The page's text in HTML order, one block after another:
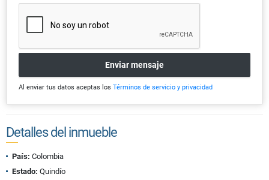
Enviar mensaje
Al enviar tus datos aceptas los Términos de servicio y privacidad
Detalles del inmueble
País: Colombia
Estado: Quindío